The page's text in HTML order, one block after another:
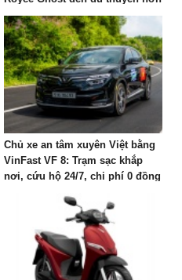
100 tỷ đồng
Chủ xe an tâm xuyên Việt bằng
VinFast VF 8: Trạm sạc khắp
nơi, cứu hộ 24/7, chi phí 0 đồng